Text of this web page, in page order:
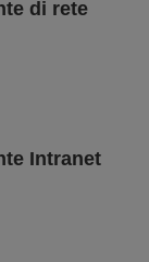
di rete
Intranet